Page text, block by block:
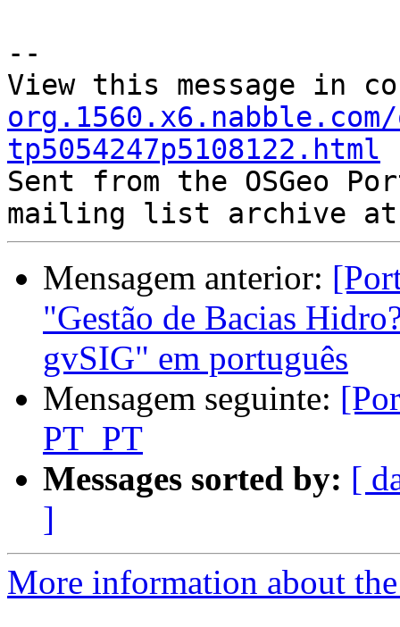
--
View this message in
tp5054247p5108122.html
Sent from the OSGeo
Mensagem anterior:
"Gestão de Bacias
gvSIG" em português
Mensagem seguinte:
PT_PT
Messages sorted by: [
]
More information about